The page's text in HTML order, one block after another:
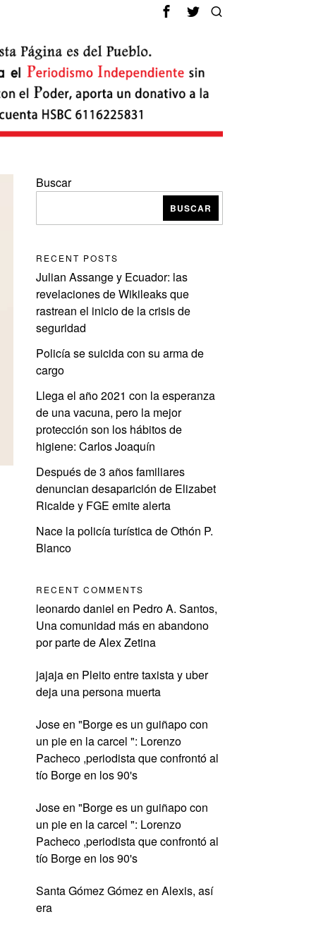
Buscar
BUSCAR
RECENT POSTS
Julian Assange y Ecuador: las
revelaciones de Wikileaks que
rastrean el inicio de la crisis de
seguridad
Policía se suicida con su arma de
cargo
Llega el año 2021 con la esperanza
de una vacuna, pero la mejor
protección son los hábitos de
higiene: Carlos Joaquín
Después de 3 años familiares
denuncian desaparición de Elizabet
Ricalde y FGE emite alerta
Nace la policía turística de Othón P.
Blanco
RECENT COMMENTS
leonardo daniel en Pedro A. Santos,
Una comunidad más en abandono
por parte de Alex Zetina
jajajaen Pleito entre taxista y uber
deja una persona muerta
Joseen "Borge es un guiñapo con
un pie en la carcel ": Lorenzo
Pacheco ,periodista que confrontó al
tío Borge en los 90's
Joseen "Borge es un guiñapo con
un pie en la carcel ": Lorenzo
Pacheco ,periodista que confrontó al
tío Borge en los 90's
Santa Gómez Gómezen Alexis, así
era